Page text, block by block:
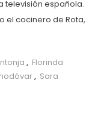
televisión española.
el cocinero de Rota,
, Florinda
, Sara